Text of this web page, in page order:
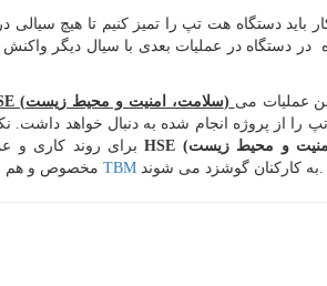
باید دستگاه هت تپ را تمیز کنیم تا هیچ سیالی
در دستگاه در عملیات بعدی با سیال دیگر
HSE (سلامت، امنیت و محیط زیست) عملیات می
را از پروژه انجام شده به دنبال خواهد داشت.
برای روند کاری و عملیاتی تحت عنوان الزامات
TBM به کارکنان گوشزد می شوند.